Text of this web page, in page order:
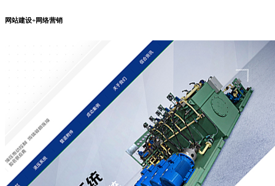
网站建设+网络营销